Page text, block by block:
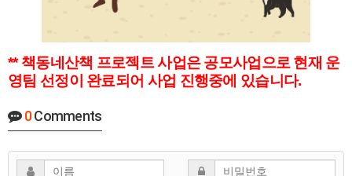
** 책동네산책 프로젝트 사업은 공모사업으로 현재 운
영팀 선정이 완료되어 사업 진행중에 있습니다.
0Comments